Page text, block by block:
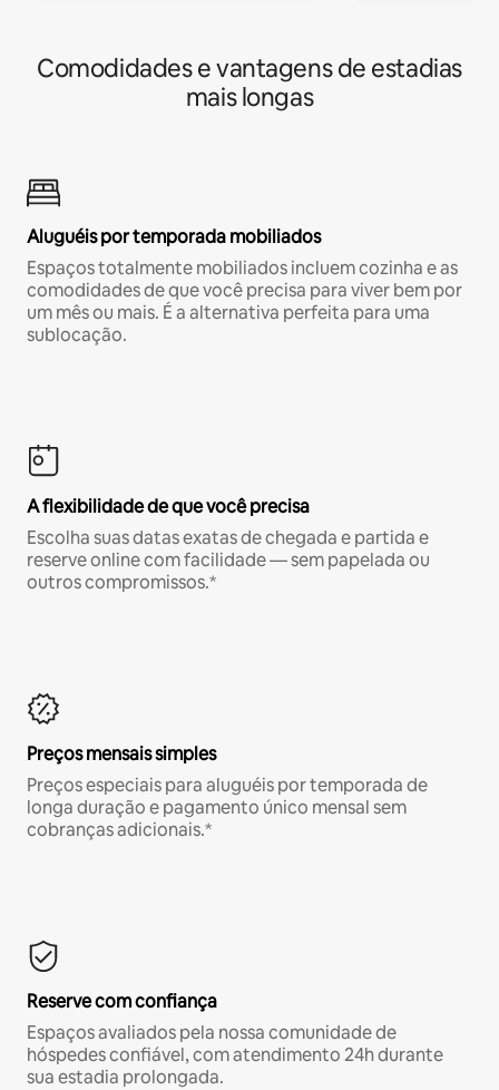
Comodidades e vantagens de estadias
mais longas
Aluguéis por temporada mobiliados
Espaços totalmente mobiliados incluem cozinha e as
comodidades de que você precisa para viver bem por
um mês ou mais. É a alternativa perfeita para uma
sublocação.
A flexibilidade de que você precisa
Escolha suas datas exatas de chegada e partida e
reserve online com facilidade — sem papelada ou
outros compromissos.*
Preços mensais simples
Preços especiais para aluguéis por temporada de
longa duração e pagamento único mensal sem
cobranças adicionais.*
Reserve com confiança
Espaços avaliados pela nossa comunidade de
hóspedes confiável, com atendimento 24h durante
sua estadia prolongada.